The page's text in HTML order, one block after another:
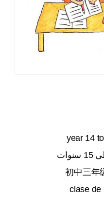
year 14
初中三年
clase de